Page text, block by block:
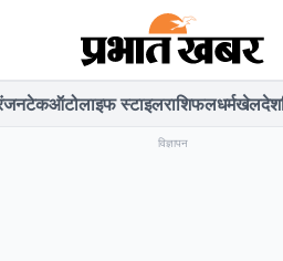
टेकऑटोलाइफ स्टाइलराशिफलधर्मखेलदेश
विज्ञापन